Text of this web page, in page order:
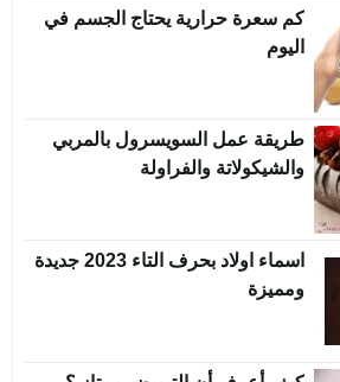
كم سعرة حرارية يحتاج الجسم في
اليوم
طريقة عمل السويسرول بالمربي
والشيكولاتة والفراولة
اسماء اولاد بحرف التاء 2023 جديدة
ومميزة